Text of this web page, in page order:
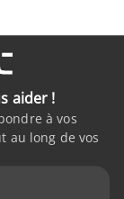
aider !
à vos
au long de vos